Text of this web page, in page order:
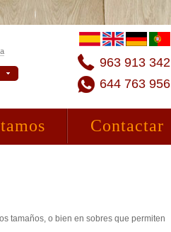
963 913 342
644 763 956
Contactar
tamaños, o bien en sobres que permiten